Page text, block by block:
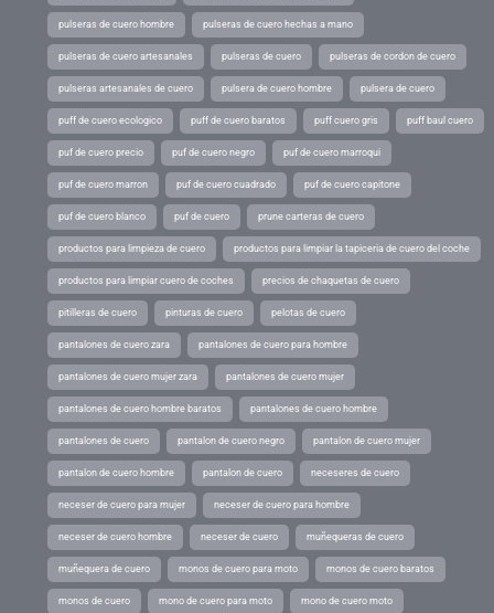
pulseras de cuero hombre pulseras de cuero hechas a mano
pulseras de cuero artesanales pulseras de cuero pulseras de cordon de cuero
pulseras artesanales de cuero pulsera de cuero hombre pulsera de cuero
puff de cuero ecologico puff de cuero baratos puff cuero gris puff baul cuero
puf de cuero precio puf de cuero negro puf de cuero marroqui
puf de cuero marron puf de cuero cuadrado puf de cuero capitone
puf de cuero blanco puf de cuero prune carteras de cuero
productos para limpieza de cuero productos para limpiar la tapiceria de cuero del coche
productos para limpiar cuero de coches precios de chaquetas de cuero
pitilleras de cuero pinturas de cuero pelotas de cuero
pantalones de cuero zara pantalones de cuero para hombre
pantalones de cuero mujer zara pantalones de cuero mujer
pantalones de cuero hombre baratos pantalones de cuero hombre
pantalones de cuero pantalon de cuero negro pantalon de cuero mujer
pantalon de cuero hombre pantalon de cuero neceseres de cuero
neceser de cuero para mujer neceser de cuero para hombre
neceser de cuero hombre neceser de cuero muñequeras de cuero
muñequera de cuero monos de cuero para moto monos de cuero baratos
monos de cuero mono de cuero para moto mono de cuero moto